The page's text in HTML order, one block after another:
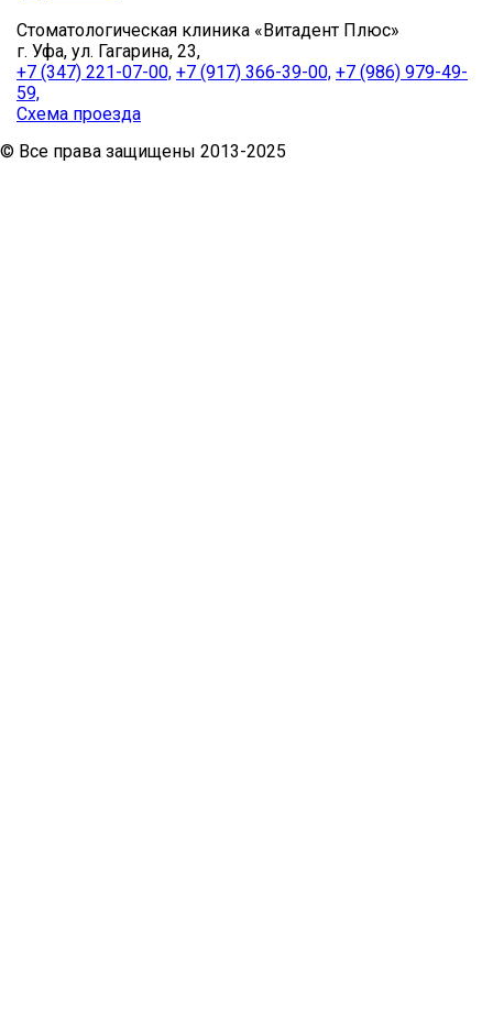
Стоматологическая клиника «Витадент Плюс»
г. Уфа, ул. Гагарина, 23,
+7 (347) 221-07-00, +7 (917) 366-39-00, +7 (986) 979-49-
59,
Схема проезда
© Все права защищены 2013-2025